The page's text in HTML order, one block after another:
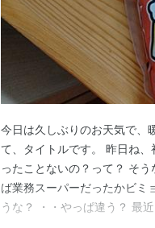
今日は久しぶりのお天気で、
て、タイトルです。 昨日ね
ったことないの？って？ そ
ば業務スーパーだったかビミ
うな？ ・・やっぱ違う？ 最